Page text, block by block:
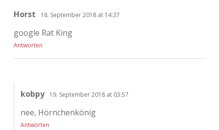
Horst 18. September 2018 at 14:37
google Rat King
Antworten
kobpy 19. September 2018 at 03:57
nee, Hörnchenkönig
Antworten